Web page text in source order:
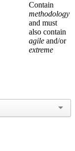
Contain
methodology
and must
also contain
agile and/or
extreme